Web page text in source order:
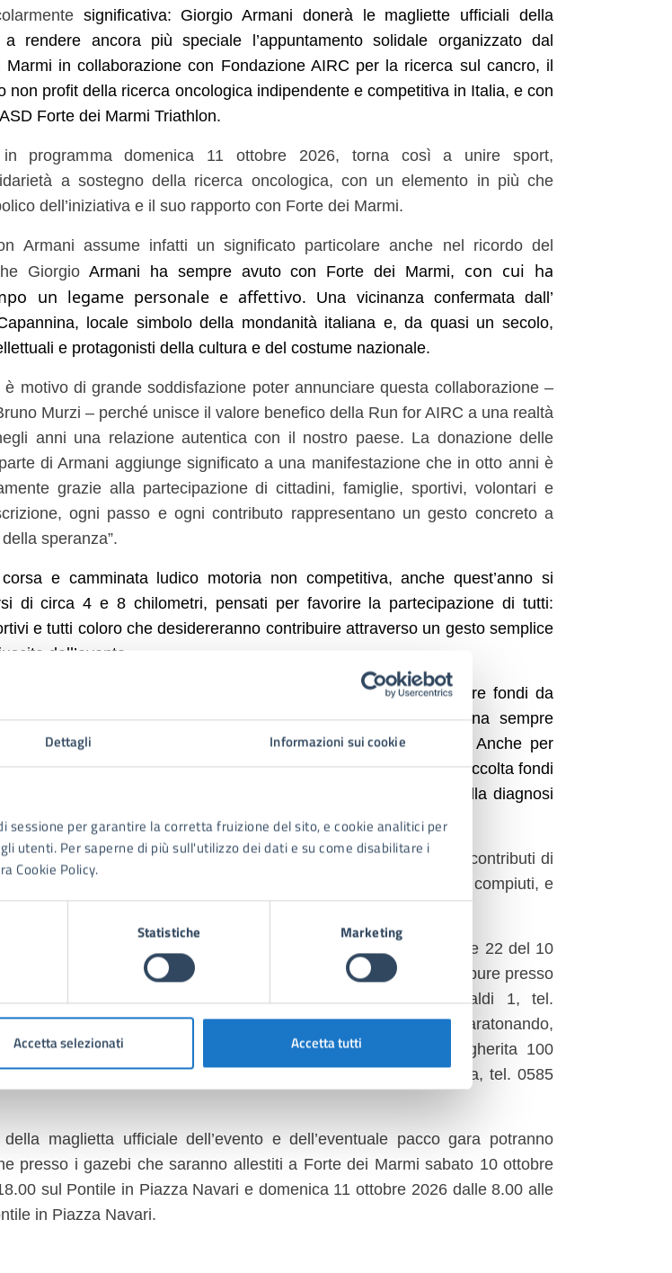
Dettagli Informazioni sui cookie
sessione per garantire la corretta fruizione del sito, e cookie analitici per
utenti. Per saperne di più sull'utilizzo dei dati e su come disabilitare i
Cookie Policy.
Statistiche Marketing
Accetta selezionati Accetta tutti
significativa: Giorgio Armani donerà le magliette ufficiali della
rendere ancora più speciale l’appuntamento solidale organizzato dal
in collaborazione con Fondazione AIRC per la ricerca sul cancro, il
non profit della ricerca oncologica indipendente e competitiva in Italia, e con
Forte dei Marmi Triathlon.
in programma domenica 11 ottobre 2026, torna così a unire sport,
a sostegno della ricerca oncologica, con un elemento in più che
dell’iniziativa e il suo rapporto con Forte dei Marmi.
Armani assume infatti un significato particolare anche nel ricordo del
Giorgio Armani ha sempre avuto con Forte dei Marmi, con cui ha
un legame personale e affettivo.
Una vicinanza confermata dall’
locale simbolo della mondanità italiana e, da quasi un secolo,
e protagonisti della cultura e del costume nazionale.
motivo di grande soddisfazione poter annunciare questa collaborazione –
Murzi – perché unisce il valore benefico della Run for AIRC a una realtà
anni una relazione autentica con il nostro paese. La donazione delle
di Armani aggiunge significato a una manifestazione che in otto anni è
grazie alla partecipazione di cittadini, famiglie, sportivi, volontari e
ogni passo e ogni contributo rappresentano un gesto concreto a
speranza”.
corsa e camminata ludico motoria non competitiva, anche quest’anno si
di circa 4 e 8 chilometri, pensati per favorire la partecipazione di tutti:
e tutti coloro che desidereranno contribuire attraverso un gesto semplice
dell’evento.
con una finalità chiara e profondamente condivisa: raccogliere fondi da
sul cancro, contribuendo al tempo stesso a promuovere una sempre
al tema della prevenzione, in particolare del tumore al seno. Anche per
si inserisce nella campagna pubblica di sensibilizzazione e raccolta fondi
AIRC, richiamando l’importanza della prevenzione e della diagnosi
concreto alla ricerca sul cancro.
da martedì 30 giugno prossimo e si richiedono i seguenti contributi di
a partire da € 10 per i partecipanti a partire dai 13 anni compiuti, e
tramite piattaforma ENDU, a partire dal 30 giugno fino alle ore 22 del 10
https://www.endu.net/it/events/run-for-airc-forte-dei-marmi/, oppure presso
Turistiche del Comune di Forte dei Marmi, Piazza Garibaldi 1, tel.
di Maria, via Olmi 47 Forte dei Marmi, tel. 0584 319770; Maratonando,
Viareggio, tel. 0584 928988; Bagno Marco Polo, Viale Margherita 100
Parrucchiere Lorenzo, Via Ingolstadt 8 Marina di Carrara, tel. 0585
maglietta ufficiale dell’evento e dell’eventuale pacco gara potranno
presso i gazebi che saranno allestiti a Forte dei Marmi sabato 10 ottobre
sul Pontile in Piazza Navari e domenica 11 ottobre 2026 dalle 8.00 alle
in Piazza Navari.